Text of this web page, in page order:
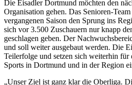
Die Eisadler Dortmund möchten den
Organisation gehen. Das Senioren-
vergangenen Saison den Sprung ins
sich vor 3.500 Zuschauern nur knapp
geschlagen geben. Der
und soll weiter ausgebaut werden. Die
Teilerfolge und setzen sich weiterhin für
Sports in Dortmund und in der Region
„Unser Ziel ist ganz klar die Oberliga.